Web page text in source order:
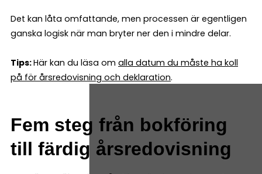
Det kan låta omfattande, men processen är egentligen
ganska logisk när man bryter ner den i mindre delar.
Tips:Här kan du läsa om alla datum du måste ha koll
på för årsredovisning och deklaration.
Fem steg från bokföring
till färdig årsredovisning